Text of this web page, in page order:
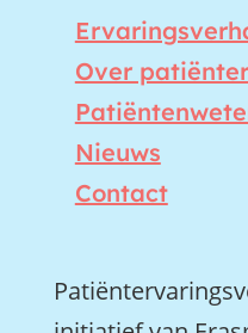
Over
Nieuws
Contact